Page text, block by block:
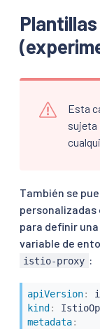
Esta
sujeta
También se
para definir
variable de
istio-proxy :
apiVersion:
kind :
metadata: